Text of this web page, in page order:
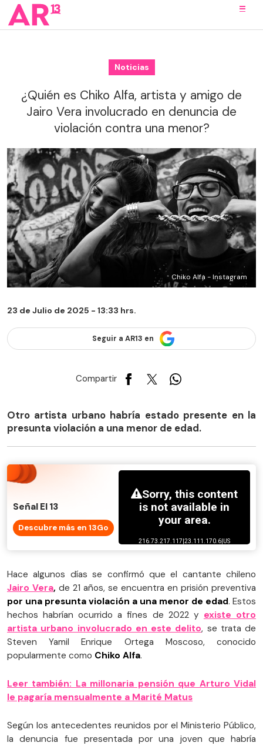
Noticias
¿Quién es Chiko Alfa, artista y amigo de
Jairo Vera involucrado en denuncia de
violación contra una menor?
Chiko Alfa - Instagram
23 de Julio de 2025 - 13:33 hrs.
Seguir a AR13 en
Compartir
Otro artista urbano habría estado presente en la
presunta violación a una menor de edad.
Señal El 13
Descubre más en 13Go
Hace algunos días se confirmó que el cantante chileno
Jairo Vera, de 21 años, se encuentra en prisión preventiva
por una presunta violación a una menor de edad. Estos
hechos habrían ocurrido a fines de 2022 y existe otro
artista urbano involucrado en este delito, se trata de
Steven Yamil Enrique Ortega Moscoso, conocido
popularmente como Chiko Alfa.
Leer también: La millonaria pensión que Arturo Vidal
le pagaría mensualmente a Marité Matus
Según los antecedentes reunidos por el Ministerio Público,
la denuncia fue presentada por una joven que habría